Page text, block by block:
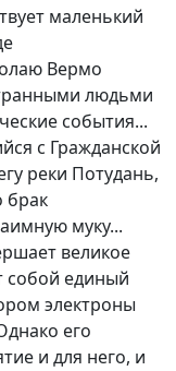
маленький
Вермо
людьми
события...
с Гражданской
реки Потудань,
брак
муку...
великое
собой единый
электроны
его
и для него, и